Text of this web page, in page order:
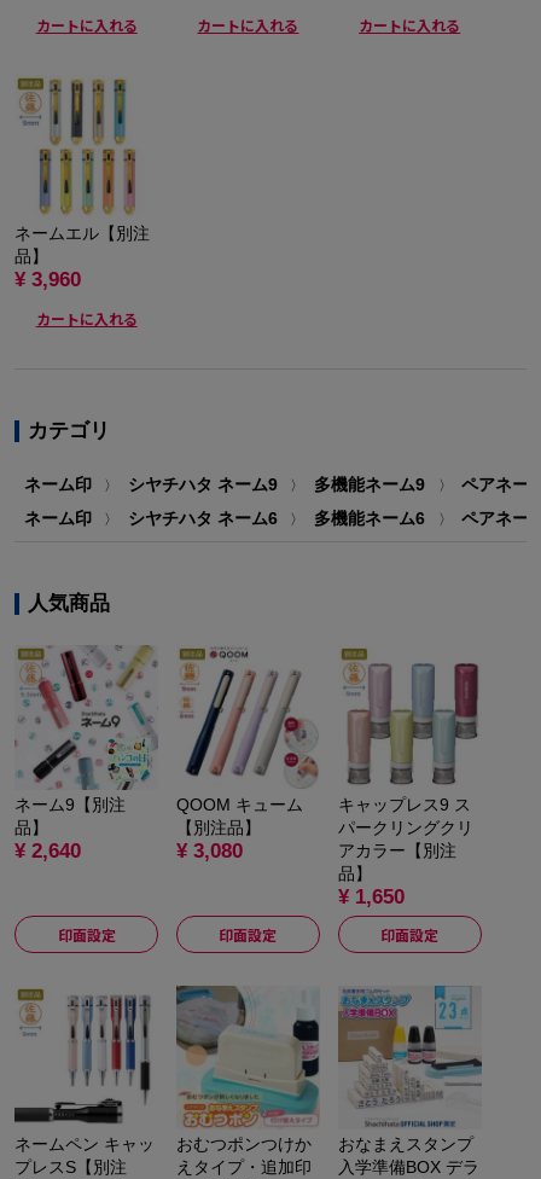
カートに入れる カートに入れる カートに入れる
ネームエル【別注
品】
¥ 3,960
カートに入れる
カテゴリ
ネーム印 〉 シヤチハタ ネーム9 〉 多機能ネーム9 〉
ペアネー
ネーム印
〉 シヤチハタ ネーム6 〉 多機能ネーム6 〉 ペアネー
人気商品
ネーム9【別注
品】
¥ 2,640
印面設定
QOOM キューム
【別注品】
¥ 3,080
印面設定
キャップレス9 ス
パークリングクリ
アカラー【別注
品】
¥ 1,650
印面設定
ネームペン キャッ
プレスS【別注
おむつポンつけか
えタイプ・追加印
おなまえスタンプ
入学準備BOX デラ